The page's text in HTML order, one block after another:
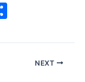
ar
NEXT